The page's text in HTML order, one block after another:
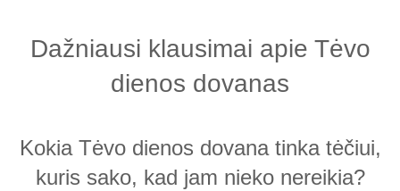
Dažniausi klausimai apie Tėvo
dienos dovanas
Kokia Tėvo dienos dovana tinka tėčiui,
kuris sako, kad jam nieko nereikia?